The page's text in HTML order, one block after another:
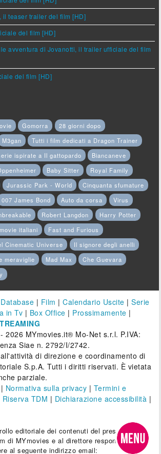
il teaser trailer del film [HD]
del film [HD]
avventura di Jovanotti, il trailer ufficiale del film
del film [HD]
Gomorra
28 giorni dopo
M3gan
Tutti i film dedicati a Dragon Trainer
ispirate a Il gattopardo
Biancaneve
Baby Sitter
Royal Family
Jurassic Park - World
Cinquanta sfumature
007 James Bond Auto da corsa
Virus
Robert Langdon
Harry Potter
italiani
Fast and Furious
Cinematic Universe
Il signore degli anelli
meraviglie
Mad Max
Che Guevara
Database | Film |Calendario Uscite |Serie
in Tv | Box Office | Prossimamente |
2026 MYmovies.it® Mo-Net s.r.l. P.IVA:
Siae n. 2792/I/2742.
di direzione e coordinamento di
S.p.A. Tutti i diritti riservati. È vietata
parziale.
| Normativa sulla privacy | Termini e
Riserva TDM | Dichiarazione accessibilità |
editoriale dei contenuti del presente sito
di MYmovies e al direttore responsabile.
al seguente indirizzo email: